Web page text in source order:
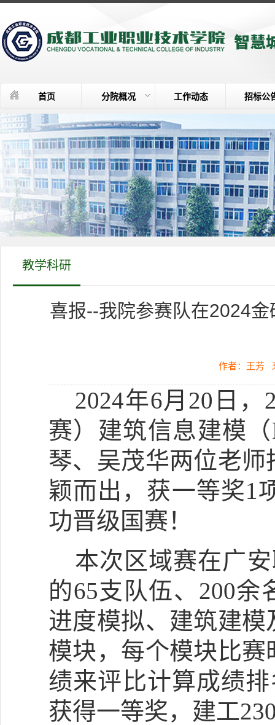
首页 分院概况 工作动态 招标公
教学科研
喜报--我院参赛队在2024
作者：王芳
2024年6月 20 日，
赛）建筑信息建模（
琴、吴茂华两位老师
颖而出，获一等奖1
功晋级国赛！
本次区域赛在广
的65支队伍、 200余
进度模拟、建筑建
模块，每个模块比赛
绩来评比计算成绩
获得一等奖，建工